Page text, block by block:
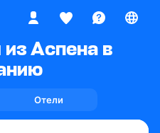
Аспена в
Отели